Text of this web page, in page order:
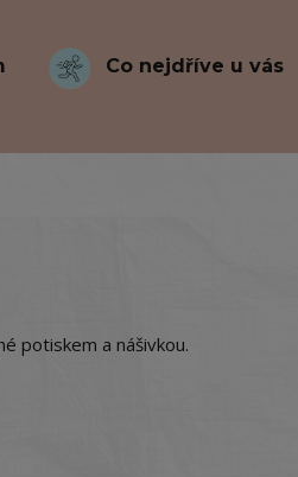
Co nejdříve u vás
potiskem a nášivkou.